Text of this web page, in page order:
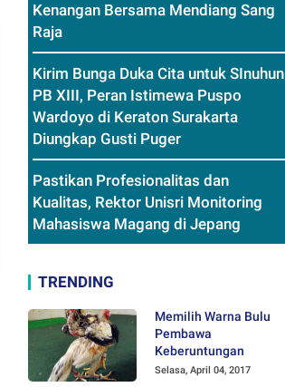
Kenangan Bersama Mendiang Sang
Raja
Kirim Bunga Duka Cita untuk SInuhun
PB XIII, Peran Istimewa Puspo
Wardoyo di Keraton Surakarta
Diungkap Gusti Puger
Pastikan Profesionalitas dan
Kualitas, Rektor Unisri Monitoring
Mahasiswa Magang di Jepang
TRENDING
Memilih Warna Bulu
Pembawa
Keberuntungan
Selasa, April 04, 2017